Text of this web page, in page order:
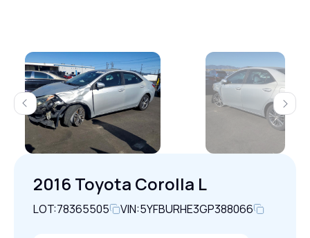
Previous Next
2016 Toyota Corolla L
LOT:78365505 VIN:5YFBURHE3GP388066